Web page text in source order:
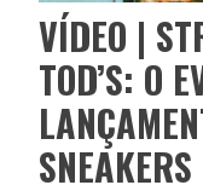
VÍDEO |
TOD’S: O